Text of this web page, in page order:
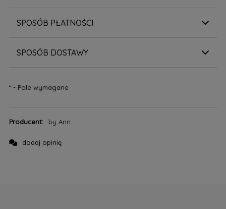
SPOSÓB PŁATNOŚCI
SPOSÓB DOSTAWY
*- Pole wymagane
Producent: by Ann
dodaj opinię